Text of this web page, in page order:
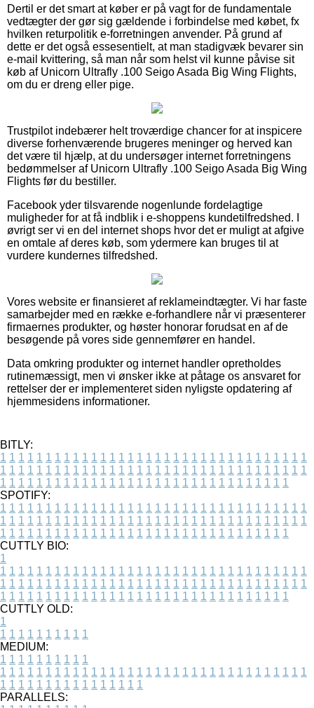
Dertil er det smart at køber er på vagt for de fundamentale
vedtægter der gør sig gældende i forbindelse med købet, fx
hvilken returpolitik e-forretningen anvender. På grund af
dette er det også essesentielt, at man stadigvæk bevarer sin
e-mail kvittering, så man når som helst vil kunne påvise sit
køb af Unicorn Ultrafly .100 Seigo Asada Big Wing Flights,
om du er dreng eller pige.
Trustpilot indebærer helt troværdige chancer for at inspicere
diverse forhenværende brugeres meninger og herved kan
det være til hjælp, at du undersøger internet forretningens
bedømmelser af Unicorn Ultrafly .100 Seigo Asada Big Wing
Flights før du bestiller.
Facebook yder tilsvarende nogenlunde fordelagtige
muligheder for at få indblik i e-shoppens kundetilfredshed. I
øvrigt ser vi en del internet shops hvor det er muligt at afgive
en omtale af deres køb, som ydermere kan bruges til at
vurdere kundernes tilfredshed.
Vores website er finansieret af reklameindtægter. Vi har faste
samarbejder med en række e-forhandlere når vi præsenterer
firmaernes produkter, og høster honorar forudsat en af de
besøgende på vores side gennemfører en handel.
Data omkring produkter og internet handler opretholdes
rutinemæssigt, men vi ønsker ikke at påtage os ansvaret for
rettelser der er implementeret siden nyligste opdatering af
hjemmesidens informationer.
BITLY:
1 1 1 1 1 1 1 1 1 1 1 1 1 1 1 1 1 1 1 1 1 1 1 1 1 1 1 1 1 1 1 1 1 1
1 1 1 1 1 1 1 1 1 1 1 1 1 1 1 1 1 1 1 1 1 1 1 1 1 1 1 1 1 1 1 1 1 1
1 1 1 1 1 1 1 1 1 1 1 1 1 1 1 1 1 1 1 1 1 1 1 1 1 1 1 1 1 1 1 1
SPOTIFY:
1 1 1 1 1 1 1 1 1 1 1 1 1 1 1 1 1 1 1 1 1 1 1 1 1 1 1 1 1 1 1 1 1 1
1 1 1 1 1 1 1 1 1 1 1 1 1 1 1 1 1 1 1 1 1 1 1 1 1 1 1 1 1 1 1 1 1 1
1 1 1 1 1 1 1 1 1 1 1 1 1 1 1 1 1 1 1 1 1 1 1 1 1 1 1 1 1 1 1 1
CUTTLY BIO:
1
1 1 1 1 1 1 1 1 1 1 1 1 1 1 1 1 1 1 1 1 1 1 1 1 1 1 1 1 1 1 1 1 1 1
1 1 1 1 1 1 1 1 1 1 1 1 1 1 1 1 1 1 1 1 1 1 1 1 1 1 1 1 1 1 1 1 1 1
1 1 1 1 1 1 1 1 1 1 1 1 1 1 1 1 1 1 1 1 1 1 1 1 1 1 1 1 1 1 1 1
CUTTLY OLD:
1
1 1 1 1 1 1 1 1 1 1
MEDIUM:
1 1 1 1 1 1 1 1 1 1
1 1 1 1 1 1 1 1 1 1 1 1 1 1 1 1 1 1 1 1 1 1 1 1 1 1 1 1 1 1 1 1 1 1
1 1 1 1 1 1 1 1 1 1 1 1 1 1 1 1
PARALLELS: